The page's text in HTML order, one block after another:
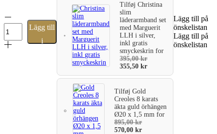
Panzerkedja
av
silverarmband
med
Lägg till
i
TilføjChristina
slim
läderarmband set
med Marguerit
LLH i silver,
inkl gratis
smyckeskrinfor
395,00kr
355,50kr
TilføjGold
Creoles 8 karats
äkta guld örhängen
Ø20 x 1,5 mmfor
895,00kr
570,00kr
Lägg till på
önskelistan
Lägg till på
önskelistan